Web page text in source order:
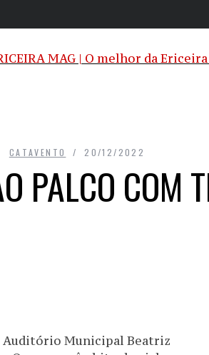
CATAVENTO 20/12/2022
PALCO COM
Auditório Municipal Beatriz